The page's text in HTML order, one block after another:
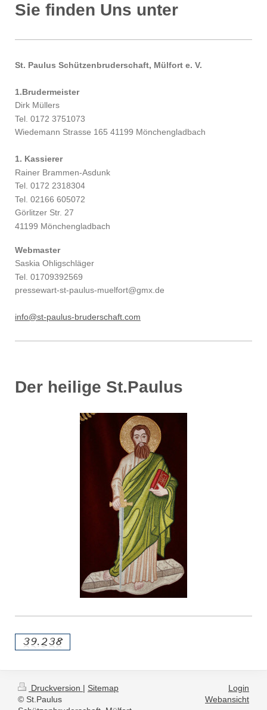
Sie finden Uns unter
St. Paulus Schützenbruderschaft, Mülfort e. V.
1.Brudermeister
Dirk Müllers
Tel. 0172 3751073
Wiedemann Strasse 165 41199 Mönchengladbach
1. Kassierer
Rainer Brammen-Asdunk
Tel. 0172 2318304
Tel. 02166 605072
Görlitzer Str. 27
41199 Mönchengladbach
Webmaster
Saskia Ohligschläger
Tel. 01709392569
pressewart-st-paulus-muelfort@gmx.de
info@st-paulus-bruderschaft.com
Der heilige St.Paulus
Druckversion | Sitemap
© St.Paulus
Login
Webansicht